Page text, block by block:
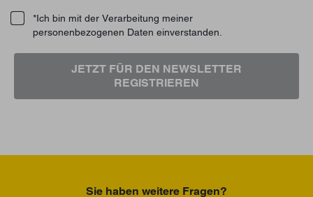
*Ich bin mit der Verarbeitung meiner
personenbezogenen Daten einverstanden.
JETZT FÜR DEN NEWSLETTER
REGISTRIEREN
Sie haben weitere Fragen?